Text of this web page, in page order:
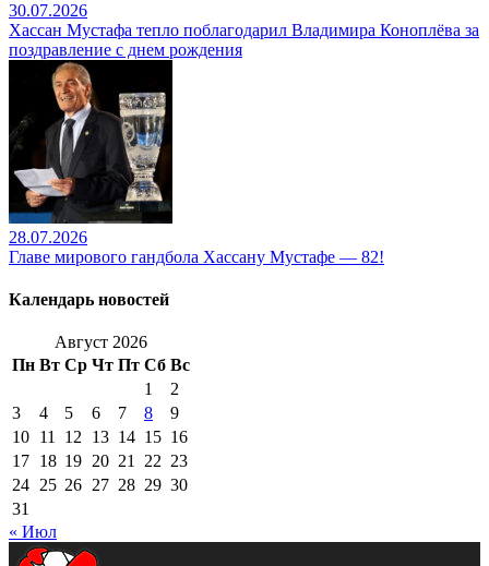
30.07.2026
Хассан Мустафа тепло поблагодарил Владимира Коноплёва за
поздравление с днем рождения
28.07.2026
Главе мирового гандбола Хассану Мустафе — 82!
Календарь новостей
Август 2026
Пн Вт Ср Чт Пт Сб Вс
1
2
3
4 5 6 7 8
9
10 11 12 13 14 15 16
17 18 19 20 21 22 23
24 25 26 27 28 29 30
31
« Июл